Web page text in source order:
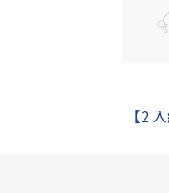
【2